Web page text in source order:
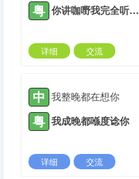
粤 你讲咖嘢我完全听唔明
详细
交流
中 我整晚都在想你
粤 我成晚都喺度谂你
详细
交流